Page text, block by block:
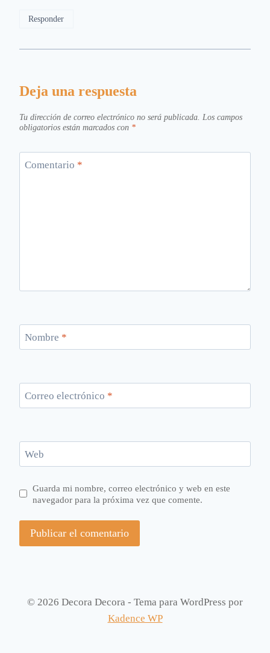
Responder
Deja una respuesta
Tu dirección de correo electrónico no será publicada. Los campos
obligatorios están marcados con *
Comentario *
Nombre *
Correo electrónico *
Web
Guarda mi nombre, correo electrónico y web en este
navegador para la próxima vez que comente.
© 2026 Decora Decora - Tema para WordPress por
Kadence WP